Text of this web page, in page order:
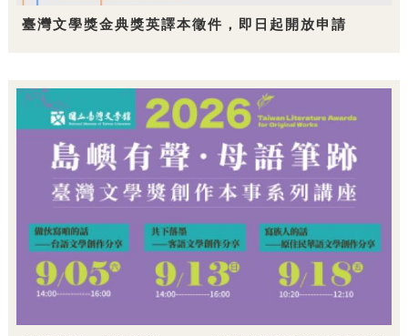
臺灣文學獎金典獎英譯本徵件，即日起開放申請